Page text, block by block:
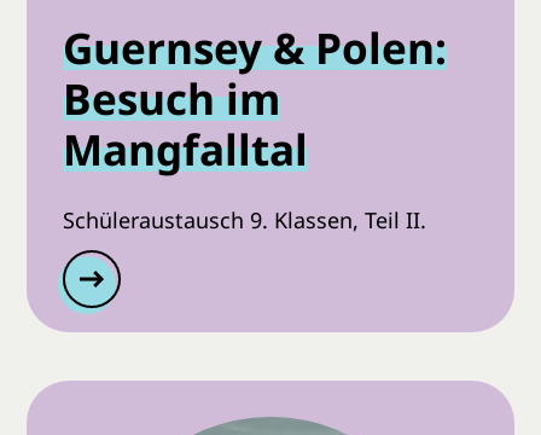
Guernsey & Polen:
Besuch im
Mangfalltal
Schüleraustausch 9. Klassen, Teil II.